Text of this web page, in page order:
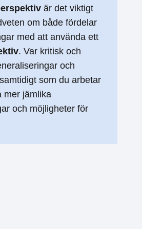
är det viktigt
om både fördelar
med att använda ett
. Var kritisk och
och
som du arbetar
mer jämlika
och möjligheter för